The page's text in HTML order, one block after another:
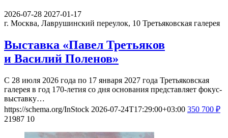
2026-07-28 2027-01-17
г. Москва, Лаврушинский переулок, 10 Третьяковская галерея
Выставка «Павел Третьяков
и Василий Поленов»
С 28 июля 2026 года по 17 января 2027 года Третьяковская
галерея в год 170-летия со дня основания представляет фокус-
выставку…
https://schema.org/InStock 2026-07-24T17:29:00+03:00 350 700 ₽
21987 10